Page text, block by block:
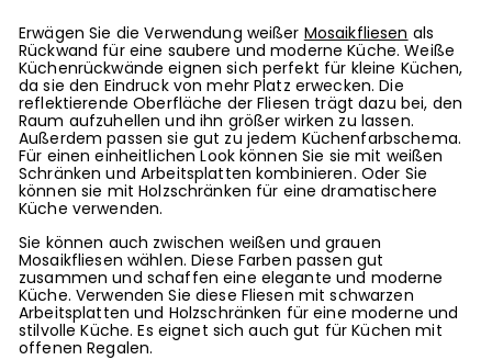
Erwägen Sie die Verwendung weißer Mosaikfliesen als
Rückwand für eine saubere und moderne Küche. Weiße
Küchenrückwände eignen sich perfekt für kleine Küchen,
da sie den Eindruck von mehr Platz erwecken. Die
reflektierende Oberfläche der Fliesen trägt dazu bei, den
Raum aufzuhellen und ihn größer wirken zu lassen.
Außerdem passen sie gut zu jedem Küchenfarbschema.
Für einen einheitlichen Look können Sie sie mit weißen
Schränken und Arbeitsplatten kombinieren. Oder Sie
können sie mit Holzschränken für eine dramatischere
Küche verwenden.
Sie können auch zwischen weißen und grauen
Mosaikfliesen wählen. Diese Farben passen gut
zusammen und schaffen eine elegante und moderne
Küche. Verwenden Sie diese Fliesen mit schwarzen
Arbeitsplatten und Holzschränken für eine moderne und
stilvolle Küche. Es eignet sich auch gut für Küchen mit
offenen Regalen.